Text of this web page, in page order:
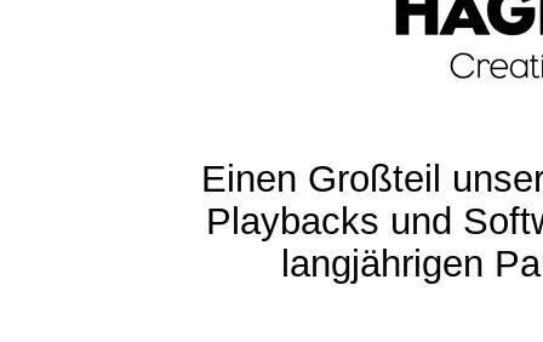
Einen Großteil
Playbacks und
langjährigen